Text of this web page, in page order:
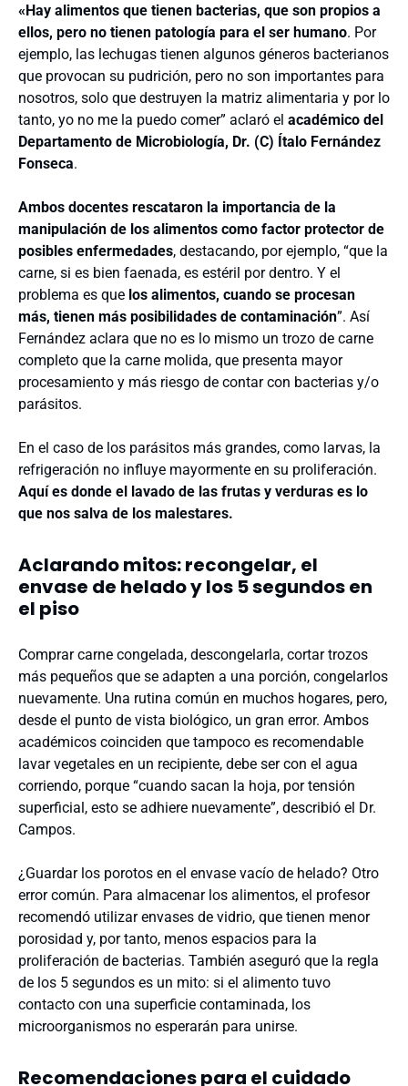
«Hay alimentos que tienen bacterias, que son propios a
ellos, pero no tienen patología para el ser humano. Por
ejemplo, las lechugas tienen algunos géneros bacterianos
que provocan su pudrición, pero no son importantes para
nosotros, solo que destruyen la matriz alimentaria y por lo
tanto, yo no me la puedo comer” aclaró el académico del
Departamento de Microbiología, Dr. (C) Ítalo Fernández
Fonseca.
Ambos docentes rescataron la importancia de la
manipulación de los alimentos como factor protector de
posibles enfermedades, destacando, por ejemplo, “que la
carne, si es bien faenada, es estéril por dentro. Y el
problema es que los alimentos, cuando se procesan
más, tienen más posibilidades de contaminación”. Así
Fernández aclara que no es lo mismo un trozo de carne
completo que la carne molida, que presenta mayor
procesamiento y más riesgo de contar con bacterias y/o
parásitos.
En el caso de los parásitos más grandes, como larvas, la
refrigeración no influye mayormente en su proliferación.
Aquí es donde el lavado de las frutas y verduras es lo
que nos salva de los malestares.
Aclarando mitos: recongelar, el
envase de helado y los 5 segundos en
el piso
Comprar carne congelada, descongelarla, cortar trozos
más pequeños que se adapten a una porción, congelarlos
nuevamente. Una rutina común en muchos hogares, pero,
desde el punto de vista biológico, un gran error. Ambos
académicos coinciden que tampoco es recomendable
lavar vegetales en un recipiente, debe ser con el agua
corriendo, porque “cuando sacan la hoja, por tensión
superficial, esto se adhiere nuevamente”, describió el Dr.
Campos.
¿Guardar los porotos en el envase vacío de helado? Otro
error común. Para almacenar los alimentos, el profesor
recomendó utilizar envases de vidrio, que tienen menor
porosidad y, por tanto, menos espacios para la
proliferación de bacterias. También aseguró que la regla
de los 5 segundos es un mito: si el alimento tuvo
contacto con una superficie contaminada, los
microorganismos no esperarán para unirse.
Recomendaciones para el cuidado